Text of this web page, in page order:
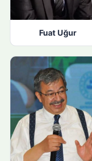
Fuat Uğur